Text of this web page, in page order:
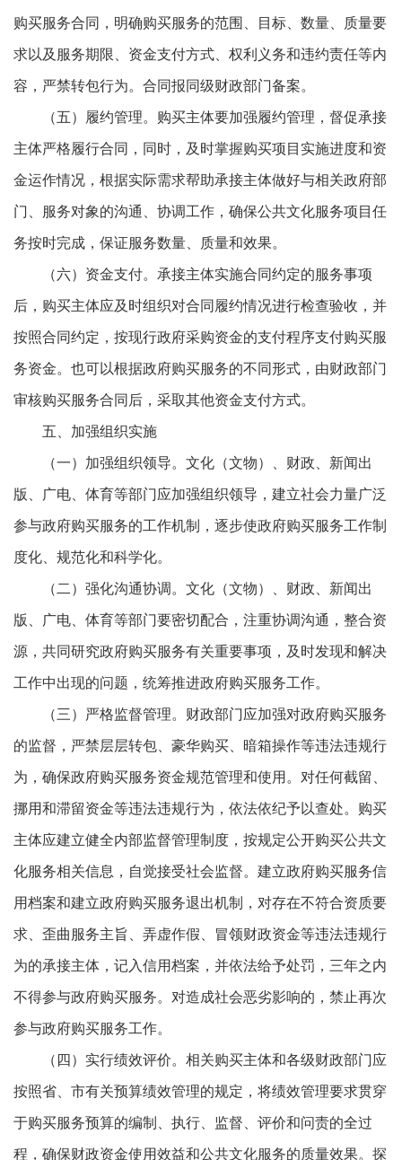
购买服务合同，明确购买服务的范围、目标、数量、质量要
求以及服务期限、资金支付方式、权利义务和违约责任等内
容，严禁转包行为。合同报同级财政部门备案。
（五）履约管理。购买主体要加强履约管理，督促承接
主体严格履行合同，同时，及时掌握购买项目实施进度和资
金运作情况，根据实际需求帮助承接主体做好与相关政府部
门、服务对象的沟通、协调工作，确保公共文化服务项目任
务按时完成，保证服务数量、质量和效果。
（六）资金支付。承接主体实施合同约定的服务事项
后，购买主体应及时组织对合同履约情况进行检查验收，并
按照合同约定，按现行政府采购资金的支付程序支付购买服
务资金。也可以根据政府购买服务的不同形式，由财政部门
审核购买服务合同后，采取其他资金支付方式。
五、加强组织实施
（一）加强组织领导。文化（文物）、财政、新闻出
版、广电、体育等部门应加强组织领导，建立社会力量广泛
参与政府购买服务的工作机制，逐步使政府购买服务工作制
度化、规范化和科学化。
（二）强化沟通协调。文化（文物）、财政、新闻出
版、广电、体育等部门要密切配合，注重协调沟通，整合资
源，共同研究政府购买服务有关重要事项，及时发现和解决
工作中出现的问题，统筹推进政府购买服务工作。
（三）严格监督管理。财政部门应加强对政府购买服务
的监督，严禁层层转包、豪华购买、暗箱操作等违法违规行
为，确保政府购买服务资金规范管理和使用。对任何截留、
挪用和滞留资金等违法违规行为，依法依纪予以查处。购买
主体应建立健全内部监督管理制度，按规定公开购买公共文
化服务相关信息，自觉接受社会监督。建立政府购买服务信
用档案和建立政府购买服务退出机制，对存在不符合资质要
求、歪曲服务主旨、弄虚作假、冒领财政资金等违法违规行
为的承接主体，记入信用档案，并依法给予处罚，三年之内
不得参与政府购买服务。对造成社会恶劣影响的，禁止再次
参与政府购买服务工作。
（四）实行绩效评价。相关购买主体和各级财政部门应
按照省、市有关预算绩效管理的规定，将绩效管理要求贯穿
于购买服务预算的编制、执行、监督、评价和问责的全过
程，确保财政资金使用效益和公共文化服务的质量效果。探